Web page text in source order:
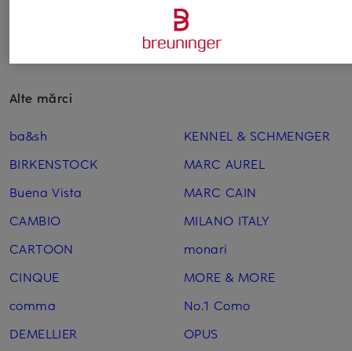
Îmbrăcăminte pentru
femei
Alte mărci
ba&sh
BIRKENSTOCK
Buena Vista
CAMBIO
CARTOON
CINQUE
comma
DEMELLIER
KENNEL & SCHMENGER
MARC AUREL
MARC CAIN
MILANO ITALY
monari
MORE & MORE
No.1 Como
OPUS